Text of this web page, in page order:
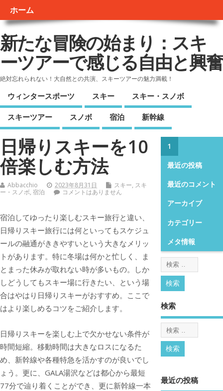
ホーム
新たな冒険の始まり：スキ
ーツアーで感じる自由と興奮
絶対忘れられない！大自然との共演、スキーツアーの魅力満載！
ウィンタースポーツ スキー スキー・スノボ
スキーツアー スノボ 宿泊 新幹線
日帰りスキーを10
倍楽しむ方法
Abbacchio 2023年8月31日 スキー, スキ
ー・スノボ, 宿泊 コメントはありません
宿泊してゆったり楽しむスキー旅行と違い、
日帰りスキー旅行には何といってもスケジュ
ールの融通がききやすいという大きなメリッ
トがあります。 特に冬場は何かと忙しく、ま
とまった休みが取れない時が多いもの。しか
しどうしてもスキー場に行きたい、という場
合はやはり日帰りスキーがおすすめ。ここで
はより楽しめるコツをご紹介します。
日帰りスキーを楽しむ上で欠かせない条件が
時間短縮。移動時間は大きなロスになるた
め、新幹線や各種特急を活かすのが良いでし
ょう。更に、GALA湯沢などは都心から最短
77分で辿り着くことができ、更に新幹線一本
1
最近の投稿
最近のコメント
アーカイブ
カテゴリー
メタ情報
検索
最近の投稿